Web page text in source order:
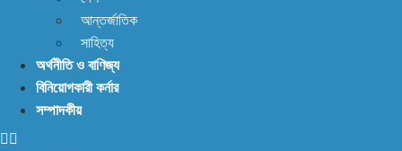
শেয়ারবাজার, নেপথ্যে কী?
আন্তর্জাতিক
সাহিত্য
অর্থনীতি ও বাণিজ্য
বিনিয়োগকারী কর্নার
সম্পাদকীয়